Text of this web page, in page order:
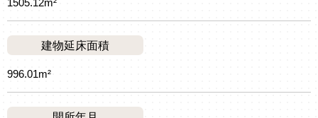
1505.12m²
建物延床面積
996.01m²